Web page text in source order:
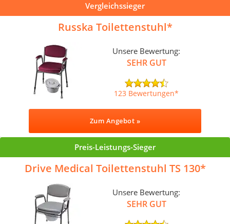
Vergleichssieger
Russka Toilettenstuhl
Unsere Bewertung:
SEHR GUT
123 Bewertungen
Zum Angebot »
Preis-Leistungs-Sieger
Drive Medical Toilettenstuhl TS 130
Unsere Bewertung:
SEHR GUT